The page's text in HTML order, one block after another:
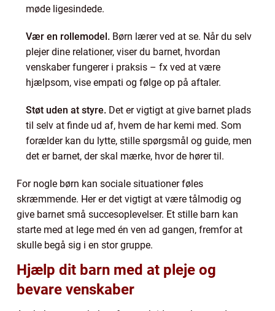
møde ligesindede.
Vær en rollemodel. Børn lærer ved at se. Når du selv
plejer dine relationer, viser du barnet, hvordan
venskaber fungerer i praksis – fx ved at være
hjælpsom, vise empati og følge op på aftaler.
Støt uden at styre. Det er vigtigt at give barnet plads
til selv at finde ud af, hvem de har kemi med. Som
forælder kan du lytte, stille spørgsmål og guide, men
det er barnet, der skal mærke, hvor de hører til.
For nogle børn kan sociale situationer føles
skræmmende. Her er det vigtigt at være tålmodig og
give barnet små succesoplevelser. Et stille barn kan
starte med at lege med én ven ad gangen, fremfor at
skulle begå sig i en stor gruppe.
Hjælp dit barn med at pleje og
bevare venskaber